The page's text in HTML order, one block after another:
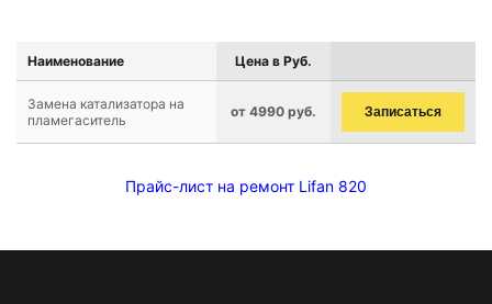
Наименование Цена в Руб.
Замена катализатора на
пламегаситель
от 4990 руб. Записаться
Прайс-лист на ремонт Lifan 820